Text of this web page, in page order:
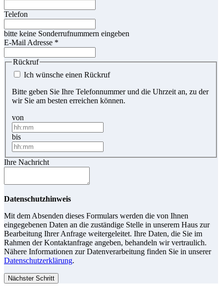
Telefon
bitte keine Sonderrufnummern eingeben
E-Mail Adresse *
Rückruf
Ich wünsche einen Rückruf
Bitte geben Sie Ihre Telefonnummer und die Uhrzeit an, zu der
wir Sie am besten erreichen können.
von
bis
Ihre Nachricht
Datenschutzhinweis
Mit dem Absenden dieses Formulars werden die von Ihnen
eingegebenen Daten an die zuständige Stelle in unserem Haus zur
Bearbeitung Ihrer Anfrage weitergeleitet. Ihre Daten, die Sie im
Rahmen der Kontaktanfrage angeben, behandeln wir vertraulich.
Nähere Informationen zur Datenverarbeitung finden Sie in unserer
Datenschutzerklärung.
Nächster Schritt